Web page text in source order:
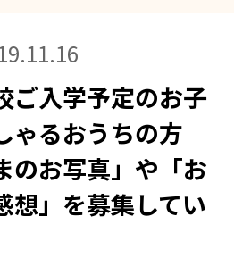
ご入学予定のお子
ゃるおうちの方
のお写真」や「お
想」を募集してい